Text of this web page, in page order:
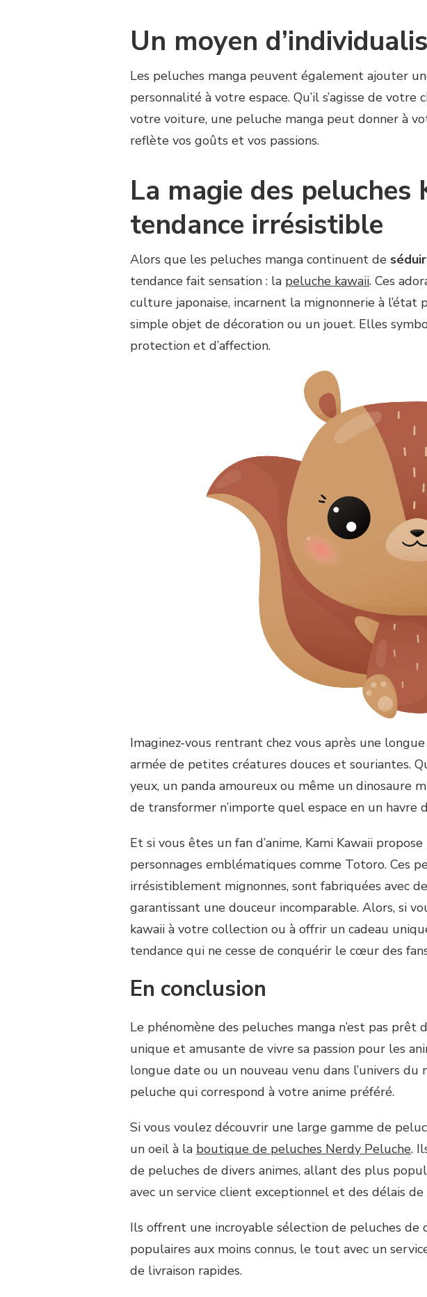
Un moyen
Les peluches manga peuvent également ajouter
personnalité à votre espace. Qu’il s’agisse de
votre voiture, une peluche manga peut donner à
reflète vos goûts et vos passions.
La magie des peluches
tendance irrésistible
Alors que les peluches manga continuent de
tendance fait sensation : la peluche kawaii. Ces
culture japonaise, incarnent la mignonnerie à l’état
simple objet de décoration ou un jouet. Elles
protection et d’affection.
Imaginez-vous rentrant chez vous après une
armée de petites créatures douces et souriantes.
yeux, un panda amoureux ou même un dinosaure
de transformer n’importe quel espace en un havre
Et si vous êtes un fan d’anime, Kami Kawaii
personnages emblématiques comme Totoro. Ces
irrésistiblement mignonnes, sont fabriquées avec
garantissant une douceur incomparable. Alors, si
kawaii à votre collection ou à offrir un cadeau
tendance qui ne cesse de conquérir le cœur des
En conclusion
Le phénomène des peluches manga n’est pas prêt
unique et amusante de vivre sa passion pour les
longue date ou un nouveau venu dans l’univers du
peluche qui correspond à votre anime préféré.
Si vous voulez découvrir une large gamme de
un oeil à la boutique de peluches Nerdy Peluche.
de peluches de divers animes, allant des plus
avec un service client exceptionnel et des délais de
Ils offrent une incroyable sélection de peluches de
populaires aux moins connus, le tout avec un
de livraison rapides.